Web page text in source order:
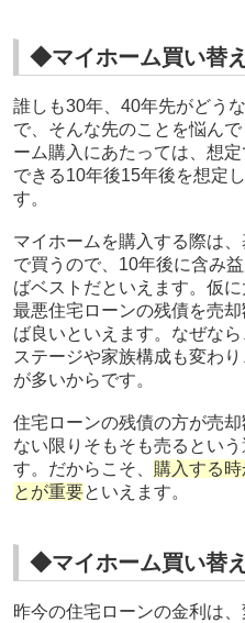
◆マイホーム買い替
誰しも30年、40年先がどう
で、そんな先のことを悩ん
ーム購入にあたっては、想
できる10年後15年後を想定
す。
マイホームを購入する際は
で買うので、10年後に含み
ばベストだといえます。仮
最悪住宅ローンの残債を売
ば良いといえます。なぜな
ステージや家族構成も変わ
が多いからです。
住宅ローンの残債の方が売
ない限りそもそも売るとい
す。だからこそ、 購入する
とが重要といえます。
◆マイホーム買い替
昨今の住宅ローンの金利は